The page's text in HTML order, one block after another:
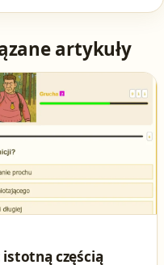
artykuły
istotną częścią